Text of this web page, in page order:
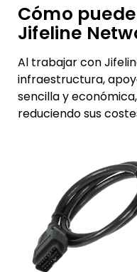
Cómo
Jifeline
Al trabajar con
infraestructura,
sencilla y
reduciendo sus